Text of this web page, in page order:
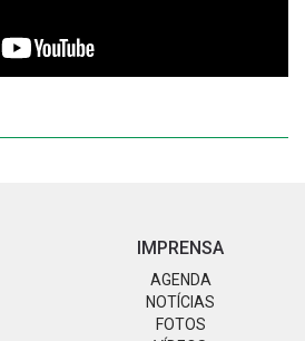
IMPRENSA
AGENDA
NOTÍCIAS
FOTOS